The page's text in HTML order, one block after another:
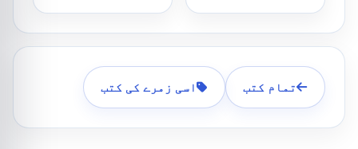
تمام کتب اسی زمرے کی کتب